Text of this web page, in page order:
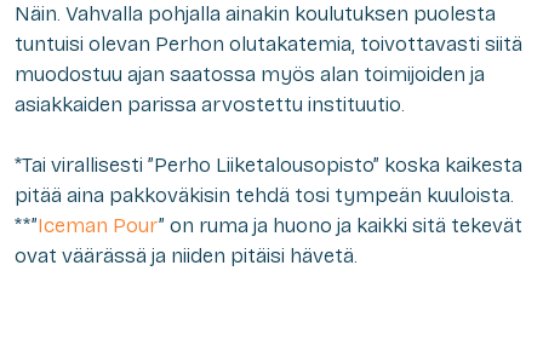
Näin. Vahvalla pohjalla ainakin koulutuksen puolesta
tuntuisi olevan Perhon olutakatemia, toivottavasti siitä
muodostuu ajan saatossa myös alan toimijoiden ja
asiakkaiden parissa arvostettu instituutio.
*Tai virallisesti ”Perho Liiketalousopisto” koska kaikesta
pitää aina pakkoväkisin tehdä tosi tympeän kuuloista.
**”Iceman Pour” on ruma ja huono ja kaikki sitä tekevät
ovat väärässä ja niiden pitäisi hävetä.